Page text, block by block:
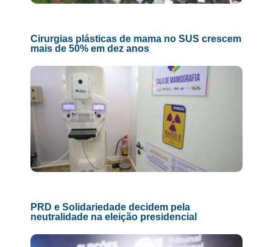
Cirurgias plásticas de mama no SUS crescem
mais de 50% em dez anos
PRD e Solidariedade decidem pela
neutralidade na eleição presidencial